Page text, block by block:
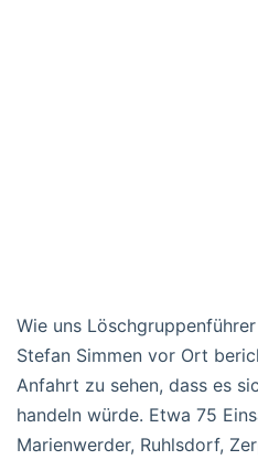
Wie uns
Stefan Simmen vor Ort
Anfahrt zu sehen, dass es
handeln würde. Etwa 75
Marienwerder, Ruhlsdorf,